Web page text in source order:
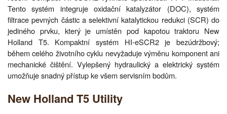
Tento systém integruje oxidační katalyzátor (DOC), systém
filtrace pevných částic a selektivní katalytickou redukci (SCR) do
jediného prvku, který je umístěn pod kapotou traktoru New
Holland T5. Kompaktní systém HI-eSCR2 je bezúdržbový;
během celého životního cyklu nevyžaduje výměnu komponent ani
mechanické čištění. Vylepšený hydraulický a elektrický systém
umožňuje snadný přístup ke všem servisním bodům.
New Holland T5 Utility